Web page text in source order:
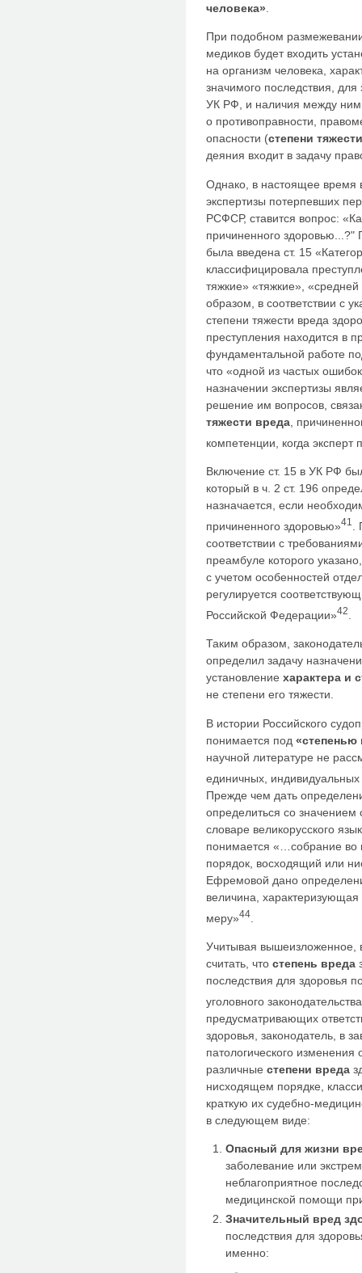
человека»
При подобном
медиков будет входить
на организм человека,
значимого последствия, для
УК РФ, и наличия между
о противоправности,
опасности (степени тяжести
деяния входит в задачу
Однако, в настоящее время
экспертизы потерпевших
РСФСР, ставится вопрос:
причиненного здоровью...?"
была введена ст. 15
классифицировала
тяжкие» «тяжкие»,
образом, в соответствии с
степени тяжести вреда
преступления находится в
фундаментальной работе
что «одной из частых
назначении экспертизы
решение им вопросов,
тяжести вреда ,
компетенции, когда
Включение ст. 15 в УК РФ
который в ч. 2 ст. 196
назначается, если
причиненного здоровью»41
соответствии с
преамбуле которого
с учетом особенностей
регулируется
Российской Федерации»42
Таким образом,
определил задачу
установление характера и
не степени его тяжести.
В истории Российского
понимается под
научной литературе не
единичных,
Прежде чем дать
определиться со
словаре великорусского
понимается «…собрание во
порядок, восходящий или
Ефремовой дано
величина, характеризующая
меру»44
Учитывая
считать, что степень вреда
последствия для здоровья
уголовного законодательства
предусматривающих
здоровья, законодатель, в
патологического
различные степени вреда
нисходящем порядке,
краткую их судебно-
в следующем виде:
Опасный для жизни
заболевание или
неблагоприятное
медицинской помощи
Значительный вред
последствия для
именно: